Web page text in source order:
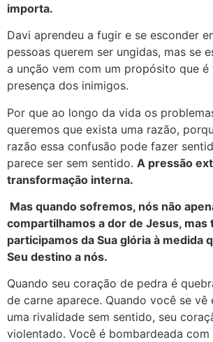
importa.
Davi aprendeu a fugir e se esconder
pessoas querem ser ungidas, mas se
a unção vem com um propósito que é
presença dos inimigos.
Por que ao longo da vida os
queremos que exista uma razão,
razão essa confusão pode fazer
parece ser sem sentido. A pressão
transformação interna.
Mas quando sofremos, nós não
compartilhamos a dor de Jesus, mas
participamos da Sua glória à medida
Seu destino a nós.
Quando seu coração de pedra é
de carne aparece. Quando você se vê
uma rivalidade sem sentido, seu
violentado. Você é bombardeada